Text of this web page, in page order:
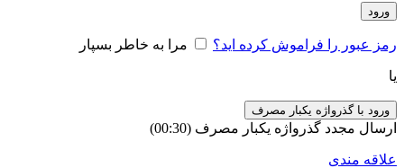
ورود
رمز عبور را فراموش کرده اید؟ مرا به خاطر بسپار
یا
ورود با گذرواژه یکبار مصرف
ارسال مجدد گذرواژه یکبار مصرف (00:
30
)
علاقه مندی